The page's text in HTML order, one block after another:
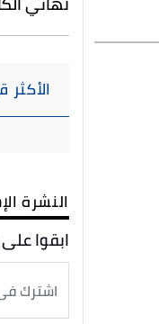
الأكثر
النشرة
ابقوا على